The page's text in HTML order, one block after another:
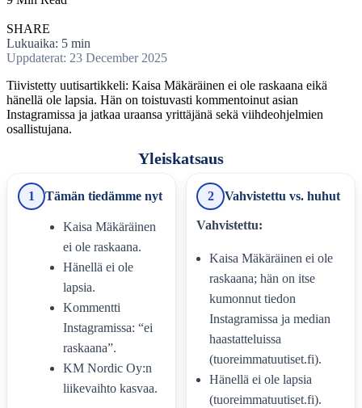
SHARE
Lukuaika: 5 min
Uppdaterat: 23 December 2025
Tiivistetty uutisartikkeli: Kaisa Mäkäräinen ei ole raskaana eikä
hänellä ole lapsia. Hän on toistuvasti kommentoinut asian
Instagramissa ja jatkaa uraansa yrittäjänä sekä viihdeohjelmien
osallistujana.
Yleiskatsaus
1 Tämän tiedämme nyt
Kaisa Mäkäräinen
ei ole raskaana.
Hänellä ei ole
lapsia.
Kommentti
Instagramissa: “ei
raskaana”.
KM Nordic Oy:n
liikevaihto kasvaa.
2 Vahvistettu vs. huhut
Vahvistettu:
Kaisa Mäkäräinen ei ole
raskaana; hän on itse
kumonnut tiedon
Instagramissa ja median
haastatteluissa
(tuoreimmatuutiset.fi).
Hänellä ei ole lapsia
(tuoreimmatuutiset.fi).